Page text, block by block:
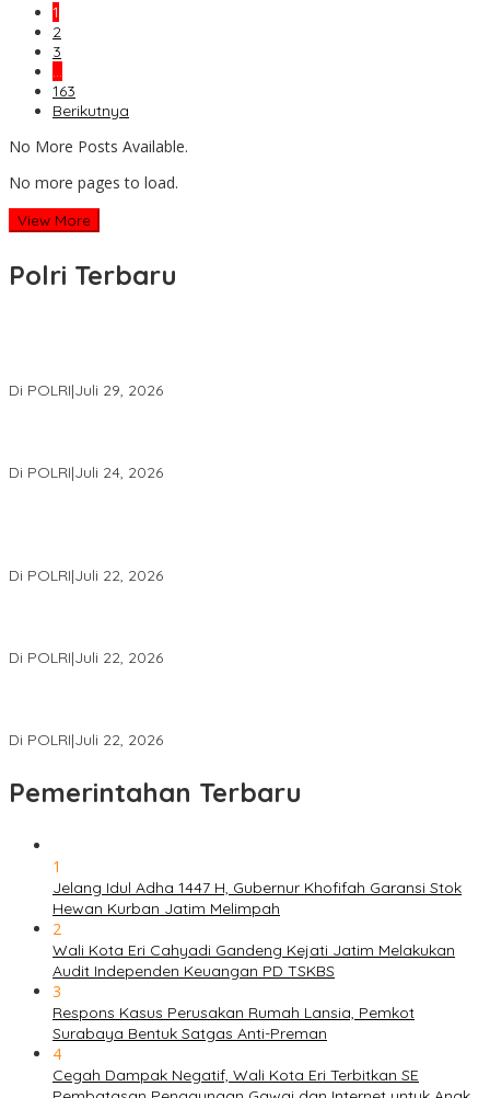
1
2
3
…
163
Berikutnya
No More Posts Available.
No more pages to load.
View More
Polri Terbaru
Di POLRI|Juli 29, 2026
Di POLRI|Juli 24, 2026
Di POLRI|Juli 22, 2026
Di POLRI|Juli 22, 2026
Di POLRI|Juli 22, 2026
Pemerintahan Terbaru
1
Jelang Idul Adha 1447 H, Gubernur Khofifah Garansi Stok
Hewan Kurban Jatim Melimpah
2
Wali Kota Eri Cahyadi Gandeng Kejati Jatim Melakukan
Audit Independen Keuangan PD TSKBS
3
Respons Kasus Perusakan Rumah Lansia, Pemkot
Surabaya Bentuk Satgas Anti-Preman
4
Cegah Dampak Negatif, Wali Kota Eri Terbitkan SE